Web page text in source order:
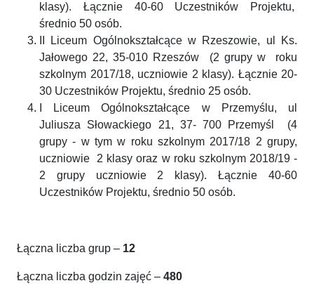
klasy). Łącznie 40-60 Uczestników Projektu,
średnio 50 osób.
II Liceum Ogólnokształcące w Rzeszowie, ul Ks.
Jałowego 22, 35-010 Rzeszów (2 grupy w roku
szkolnym 2017/18, uczniowie 2 klasy). Łącznie 20-
30 Uczestników Projektu, średnio 25 osób.
I Liceum Ogólnokształcące w Przemyślu, ul
Juliusza Słowackiego 21, 37- 700 Przemyśl (4
grupy - w tym w roku szkolnym 2017/18 2 grupy,
uczniowie 2 klasy oraz w roku szkolnym 2018/19 -
2 grupy uczniowie 2 klasy). Łącznie 40-60
Uczestników Projektu, średnio 50 osób.
Łączna liczba grup – 12
Łączna liczba godzin zajęć – 480